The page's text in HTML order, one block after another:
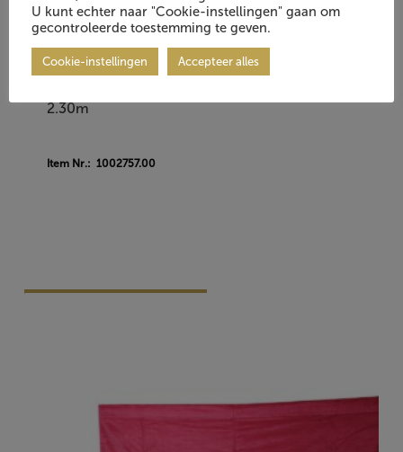
2.30m
Item Nr.: 1002757.00
U kunt echter naar "Cookie-instellingen" gaan om
gecontroleerde toestemming te geven.
Cookie-instellingen Accepteer alles